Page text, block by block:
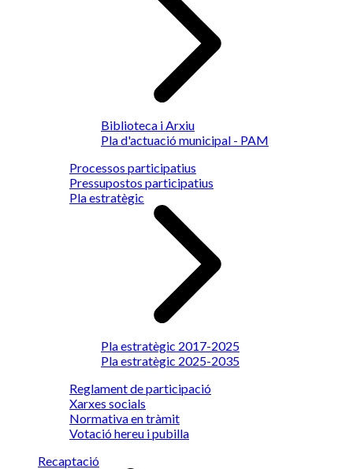
Biblioteca i Arxiu
Pla d'actuació municipal - PAM
Processos participatius
Pressupostos participatius
Pla estratègic
Pla estratègic 2017-2025
Pla estratègic 2025-2035
Reglament de participació
Xarxes socials
Normativa en tràmit
Votació hereu i pubilla
Recaptació